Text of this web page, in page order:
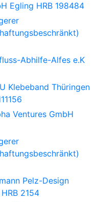
Egling HRB 198484
Abhilfe-Alfes e.K
Klebeband Thüringen
Ventures GmbH
Pelz-Design
2154